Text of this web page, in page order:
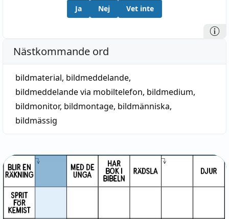
Ja Nej Vet inte
Nästkommande ord
bildmaterial, bildmeddelande,
bildmeddelande via mobiltelefon, bildmedium,
bildmonitor, bildmontage, bildmänniska,
bildmässig